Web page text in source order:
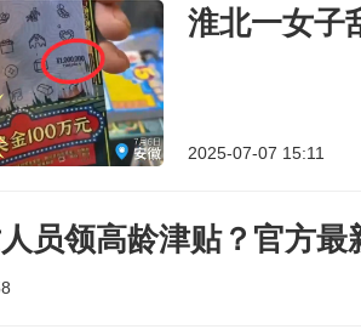
淮北一女子
2025-07-07 15:11
员领高龄津贴？官方最